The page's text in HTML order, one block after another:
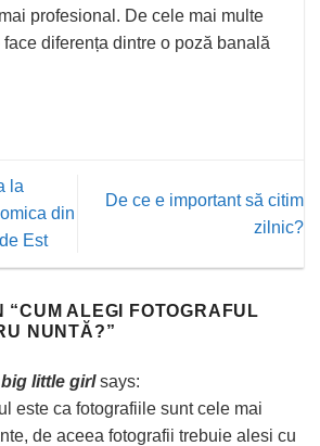
profesional. De cele mai multe
diferența dintre o poză banală
la
din
Est
De ce e important să citim
zilnic?
“CUM ALEGI FOTOGRAFUL
NUNTĂ?”
little girl says:
este ca fotografiile sunt cele mai
de aceea fotografii trebuie alesi cu